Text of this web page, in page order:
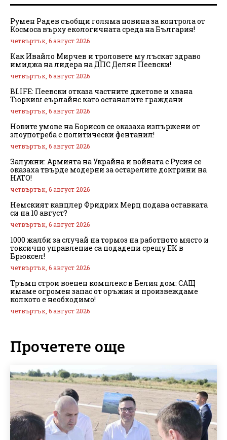
Румен Радев съобщи голяма новина за контрола от
Космоса върху екологичната среда на България!
четвъртък, 6 август 2026
Как Ивайло Мирчев и троловете му лъскат здраво
имиджа на лидера на ДПС Делян Пеевски!
четвъртък, 6 август 2026
BLIFE: Пеевски отказа частните джетове и хвана
Тюркиш еърлайнс като останалите граждани
четвъртък, 6 август 2026
Новите умове на Борисов се оказаха изпържени от
злоупотреба с политически фентанил!
четвъртък, 6 август 2026
Залужни: Армията на Украйна и войната с Русия се
оказаха твърде модерни за остарелите доктрини на
НАТО!
четвъртък, 6 август 2026
Немският канцлер Фридрих Мерц подава оставката
си на 10 август?
четвъртък, 6 август 2026
1000 жалби за случай на тормоз на работното място и
токсично управление са подадени срещу ЕК в
Брюксел!
четвъртък, 6 август 2026
Тръмп строи военен комплекс в Белия дом: САЩ
имаме огромен запас от оръжия и произвеждаме
колкото е необходимо!
четвъртък, 6 август 2026
Прочетете още